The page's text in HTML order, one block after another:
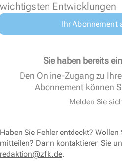
wichtigsten Entwicklungen
Ihr Abonnement
Sie haben bereits
Den Online-Zugang zu
Abonnement können
Melden Sie
Haben Sie Fehler entdeckt?
mitteilen? Dann kontaktieren Sie
redaktion@zfk.de.